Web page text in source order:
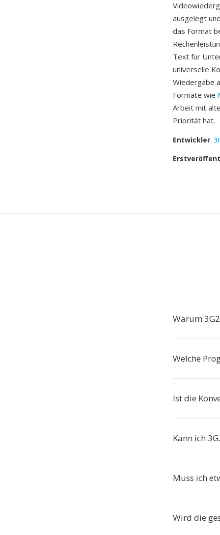
ausgelegt
das Format
Text für
universelle
Wiedergabe
Formate wie
Arbeit mit
Priorität hat.
Entwickler:
Warum
Welche
Ist die
Kann ich
Muss ich
Wird die